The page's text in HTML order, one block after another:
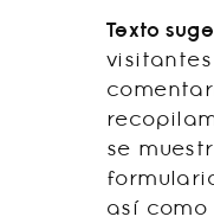
Texto
se
así